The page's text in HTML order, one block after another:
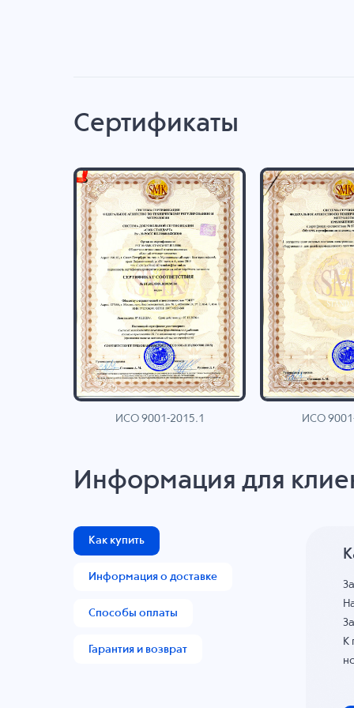
Сертификаты
ИСО 9001-2015.1 ИСО
Информация для
Как купить
Информация о доставке
Способы оплаты
Гарантия и возврат
К